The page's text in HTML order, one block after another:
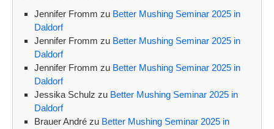
Jennifer Fromm zu Better Mushing Seminar 2025 in
Daldorf
Jennifer Fromm zu Better Mushing Seminar 2025 in
Daldorf
Jennifer Fromm zu Better Mushing Seminar 2025 in
Daldorf
Jessika Schulz zu Better Mushing Seminar 2025 in
Daldorf
Brauer André zu Better Mushing Seminar 2025 in